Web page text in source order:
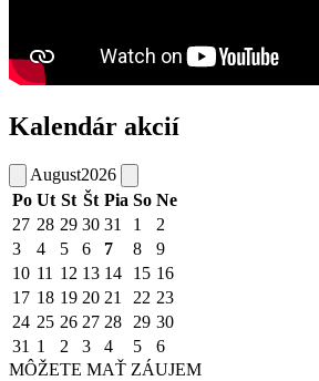
Kalendár akcií
August2026
Po Ut St Št Pia So Ne
27 28 29 30 31 1
2
3
4 5 6 7 8
9
10 11 12 13 14 15 16
17 18 19 20 21 22 23
24 25 26 27 28 29 30
31 1 2 3 4 5
6
MÔŽETE MAŤ ZÁUJEM